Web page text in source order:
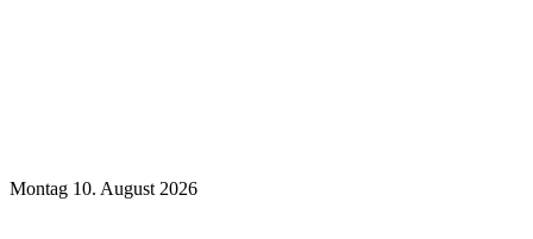
Montag 10. August 2026